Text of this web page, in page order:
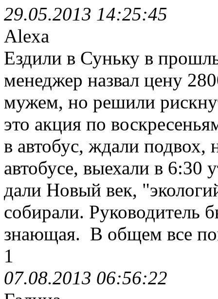
29.05.2013 14:25:45
Alexa
Ездили в Суньку в
менеджер назвал цену
мужем, но решили
это акция по
в автобус, ждали
автобусе, выехали в 6:30
дали Новый век,
собирали. Руководитель
знающая. В общем все
1
07.08.2013 06:56:22